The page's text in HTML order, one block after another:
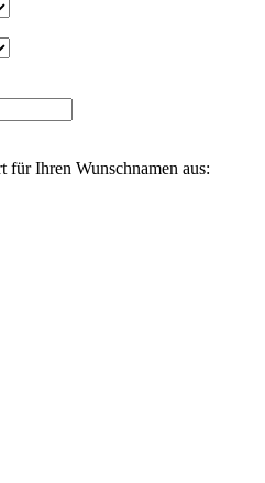
für Ihren Wunschnamen aus: